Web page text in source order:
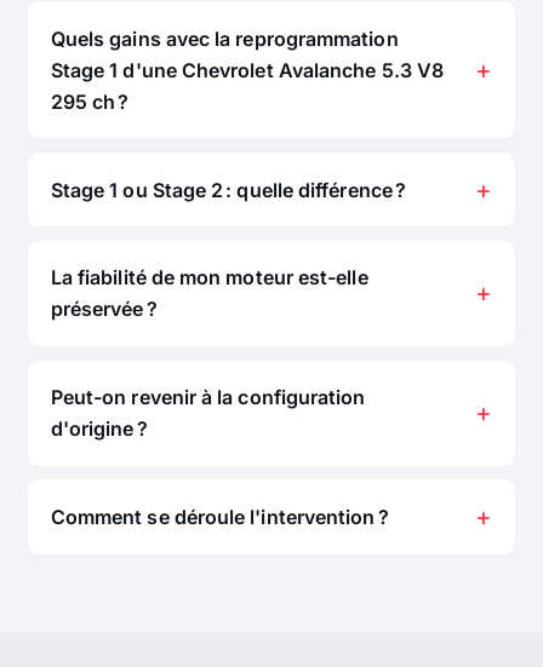
Quels gains avec la reprogrammation
Stage 1 d'une Chevrolet Avalanche 5.3 V8
295 ch ?
Stage 1 ou Stage 2 : quelle différence ?
La fiabilité de mon moteur est-elle
préservée ?
Peut-on revenir à la configuration
d'origine ?
Comment se déroule l'intervention ?